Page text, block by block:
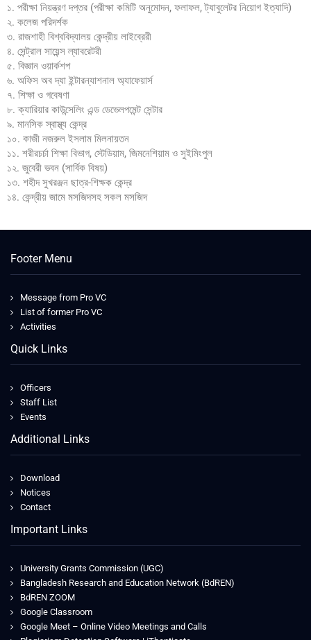
১. পরীক্ষা নিয়ন্ত্রণ দপ্তর (পরীক্ষা কমিটি অনুমোদন, ফলাফল, ট্যাবুলেটর নিয়োগ ইত্যাদি)
২. কলেজ পরিদর্শক
৩. রাজশাহী বিশ্ববিদ্যালয় কেন্দ্রীয় লাইব্রেরী
৪. সেন্ট্রাল সায়েন্স ল্যাবরেটরী
৫. বিজ্ঞান ওয়ার্কশপ
৬. অফিস অব দ্যা ইন্টারন্যাশনাল অ্যাফেয়ার্স
৭. শিক্ষা ও গবেষণা
৮. ক্যারিয়ার কাউন্সেলিং এন্ড ডেভেলপমেন্ট সেন্টার
৯. মানসিক স্বাস্থ্য কেন্দ্র
১০. কাজী নজরুল ইসলাম মিলনায়তন
১১. শরীরচর্চা শিক্ষা বিভাগ, স্টেডিয়াম, জিমনেশিয়াম ও সুইমিংপুল
১২. জুবেরী ভবন (সার্বিক বিষয়)
১৩. শহীদ সুখরঞ্জন ছাত্র-শিক্ষক কেন্দ্র
১৪. কেন্দ্রীয় জামে মসজিদসহ সকল মসজিদ
Footer Menu
Message from Pro VC
List of former Pro VC
Activities
Quick Links
Officers
Staff List
Events
Additional Links
Download
Notices
Contact
Important Links
University Grants Commission (UGC)
Bangladesh Research and Education Network (BdREN)
BdREN ZOOM
Google Classroom
Google Meet – Online Video Meetings and Calls